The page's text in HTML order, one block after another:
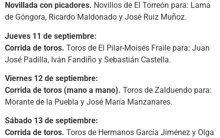
Novillada con picadores. Novillos de El Torreón para: Lama
de Góngora, Ricardo Maldonado y José Ruiz Muñoz.
Jueves 11 de septiembre:
Corrida de toros. Toros de El Pilar-Moisés Fraile para: Juan
José Padilla, Iván Fandiño y Sebastián Castella.
Viernes 12 de septiembre:
Corrida de toros (mano a mano). Toros de Zalduendo para:
Morante de la Puebla y José María Manzanares.
Sábado 13 de septiembre:
Corrida de toros. Toros de Hermanos García Jiménez y Olga